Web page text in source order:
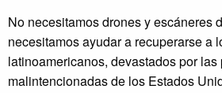
No necesitamos drones y escáneres
necesitamos ayudar a recuperarse a
latinoamericanos, devastados por las
malintencionadas de los Estados